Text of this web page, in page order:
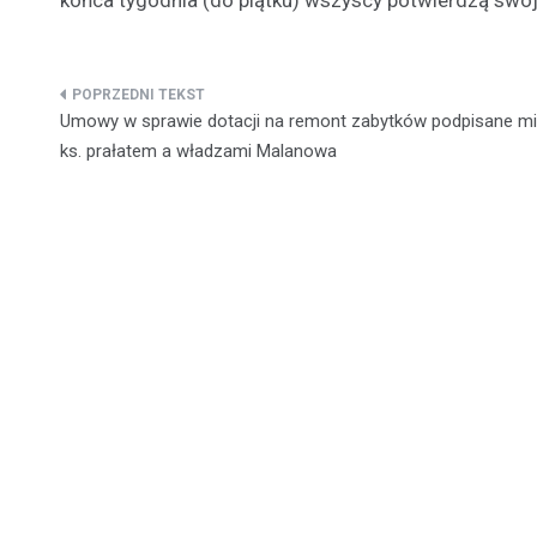
Nawigacja
wpisu
Umowy w sprawie dotacji na remont zabytków podpisane
ks. prałatem a władzami Malanowa